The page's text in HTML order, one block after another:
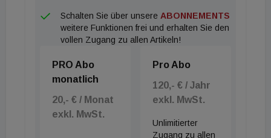
Schalten Sie über unsere ABONNEMENTS
weitere Funktionen frei und erhalten Sie den
vollen Zugang zu allen Artikeln!
PRO Abo
monatlich
20,- € / Monat
exkl. MwSt.
Pro Abo
120,- € / Jahr
exkl. MwSt.
Unlimitierter
Zugang zu allen